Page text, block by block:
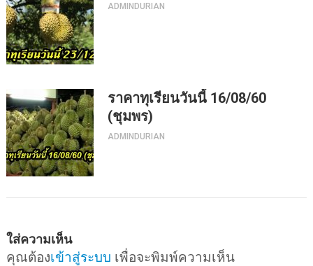
ADMINDURIAN
ราคาทุเรียนวันนี้ 16/08/60
(ชุมพร)
ADMINDURIAN
ใส่ความเห็น
คุณต้องเข้าสู่ระบบ เพื่อจะพิมพ์ความเห็น